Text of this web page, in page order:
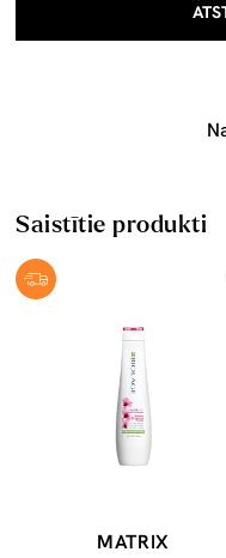
Saistītie produkti
MATRIX